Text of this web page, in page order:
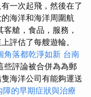
一次起飛，然後在了
海洋和海洋周圍航
艙，食品，服務，
評估了每艘遊輪。
角落都乾淨如新 台南
些評論被合併為為郵
海洋公司有能夠運送
障的早期症狀與治療